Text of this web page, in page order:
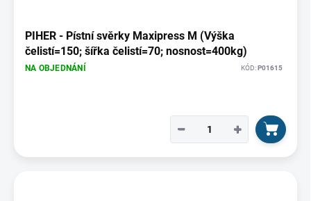
PIHER - Pístní svěrky Maxipress M (Výška
čelistí=150; šířka čelistí=70; nosnost=400kg)
NA OBJEDNÁNÍ KÓD:P01615
+
−